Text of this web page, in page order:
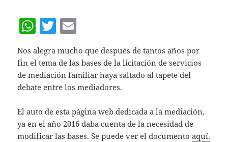
W
h
at
s
A
p
p
T
itt
er
ai
l
Nos alegra mucho que después de tantos años por
fin el tema de las bases de la licitación de servicios
de mediación familiar haya saltado al tapete del
debate entre los mediadores.
El auto de esta página web dedicada a la mediación,
ya en el año 2016 daba cuenta de la necesidad de
modificar las bases. Se puede ver el documentoaquí.